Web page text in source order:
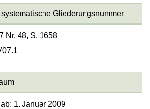
Gliederungsnummer
Nr. 48, S. 1658
1. Januar 2009